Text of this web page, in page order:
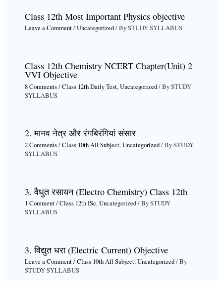
Class 12th Most Important Physics objective
Leave a Comment/Uncategorized/ BySTUDY SYLLABUS
Class 12th Chemistry NCERT Chapter(Unit) 2
VVI Objective
8 Comments/Class 12th Daily Test,Uncategorized/ BySTUDY
SYLLABUS
2. मानव नेत्र और रंगबिरंगियां संसार
2 Comments/Class 10th All Subject,Uncategorized/ BySTUDY
SYLLABUS
3. वैधुत रसायन (Electro Chemistry) Class 12th
1 Comment/Class 12th ISc,Uncategorized/ BySTUDY
SYLLABUS
3. विद्युत धरा (Electric Current) Objective
Leave a Comment/Class 10th All Subject,Uncategorized/ By
STUDY SYLLABUS